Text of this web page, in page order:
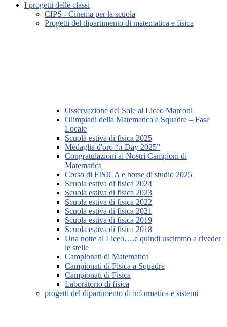
I progetti delle classi
CIPS - Cinema per la scuola
Progetti del dipartimento di matematica e fisica
Osservazione del Sole al Liceo Marconi
Olimpiadi della Matematica a Squadre – Fase
Locale
Scuola estiva di fisica 2025
Medaglia d'oro “π Day 2025”
Congratulazioni ai Nostri Campioni di
Matematica
Corso di FISICA e borse di studio 2025
Scuola estiva di fisica 2024
Scuola estiva di fisica 2023
Scuola estiva di fisica 2022
Scuola estiva di fisica 2021
Scuola estiva di fisica 2019
Scuola estiva di fisica 2018
Una notte al Liceo….e quindi uscimmo a riveder
le stelle
Campionati di Matematica
Campionati di Fisica a Squadre
Campionati di Fisica
Laboratorio di fisica
progetti del dipartimento di informatica e sistemi